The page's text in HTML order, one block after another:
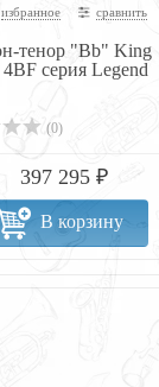
избранное сравнить
тенор "Bb" King
серия Legend
(0)
397 295 ₽
В корзину